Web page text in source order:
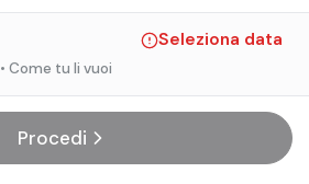
Seleziona data
• Come tu li vuoi
Procedi